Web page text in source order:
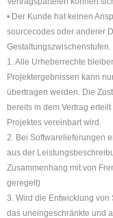
• Der Kunde hat keinen
sourcecodes oder anderer
Gestaltungszwischenstufen.
1. Alle Urheberrechte
Projektergebnissen kann
übertragen werden. Die
bereits in dem Vertrag
Projektes vereinbart wird.
2. Bei Softwarelieferungen
aus der
Zusammenhang mit von
geregelt)
3. Wird die Entwicklung
das uneingeschränkte und